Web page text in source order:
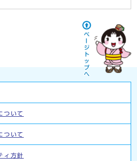
ついて
ついて
ィ方針